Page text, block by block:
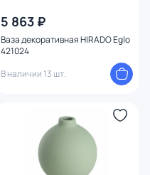
5 863 ₽
Ваза декоративная HIRADO Eglo
421024
В наличии 13 шт.